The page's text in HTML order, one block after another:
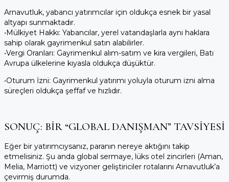
Arnavutluk, yabancı yatırımcılar için oldukça esnek bir yasal
altyapı sunmaktadır.
•Mülkiyet Hakkı: Yabancılar, yerel vatandaşlarla aynı haklara
sahip olarak gayrimenkul satın alabilirler.
•Vergi Oranları: Gayrimenkul alım-satım ve kira vergileri, Batı
Avrupa ülkelerine kıyasla oldukça düşüktür.
•Oturum İzni: Gayrimenkul yatırımı yoluyla oturum izni alma
süreçleri oldukça şeffaf ve hızlıdır.
SONUÇ: BIR “GLOBAL DANIŞMAN” TAVSIYESI
Eğer bir yatırımcıysanız, paranın nereye aktığını takip
etmelisiniz. Şu anda global sermaye, lüks otel zincirleri (Aman,
Melia, Marriott) ve vizyoner geliştiriciler rotalarını Arnavutluk’a
çevirmiş durumda.